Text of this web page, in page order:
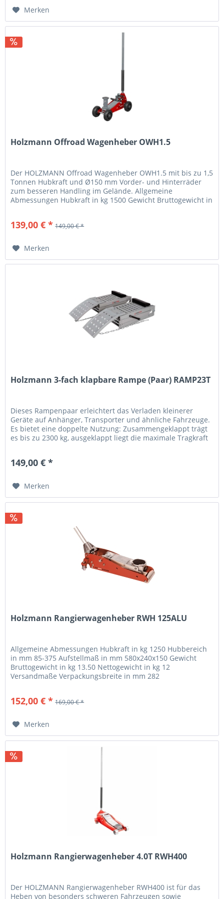
Merken
Holzmann Offroad Wagenheber OWH1.5
Der HOLZMANN Offroad Wagenheber OWH1.5 mit bis zu 1,5
Tonnen Hubkraft und Ø150 mm Vorder- und Hinterräder
zum besseren Handling im Gelände. Allgemeine
Abmessungen Hubkraft in kg 1500 Gewicht Bruttogewicht in
139,00 € * 149,00 € *
Merken
Holzmann 3-fach klapbare Rampe (Paar) RAMP23T
Dieses Rampenpaar erleichtert das Verladen kleinerer
Geräte auf Anhänger, Transporter und ähnliche Fahrzeuge.
Es bietet eine doppelte Nutzung: Zusammengeklappt trägt
es bis zu 2300 kg, ausgeklappt liegt die maximale Tragkraft
149,00 € *
Merken
Holzmann Rangierwagenheber RWH 125ALU
Allgemeine Abmessungen Hubkraft in kg 1250 Hubbereich
in mm 85-375 Aufstellmaß in mm 580x240x150 Gewicht
Bruttogewicht in kg 13.50 Nettogewicht in kg 12
Versandmaße Verpackungsbreite in mm 282
152,00 € * 169,00 € *
Merken
Holzmann Rangierwagenheber 4.0T RWH400
Der HOLZMANN Rangierwagenheber RWH400 ist für das
Heben von besonders schweren Fahrzeugen sowie